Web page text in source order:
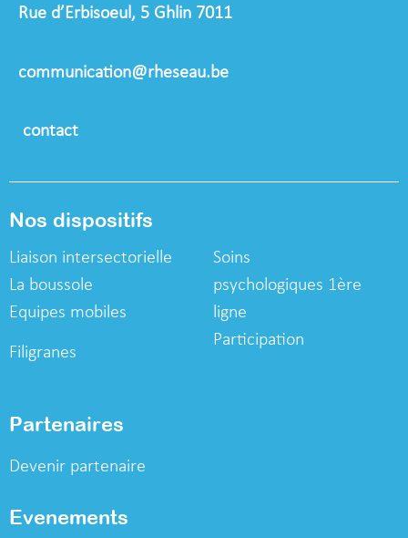
Rue d’Erbisoeul, 5 Ghlin 7011
communication@rheseau.be
contact
Nos dispositifs
Liaison intersectorielle
La boussole
Equipes mobiles
Filigranes
Soins
psychologiques 1ère
ligne
Participation
Partenaires
Devenir partenaire
Evenements